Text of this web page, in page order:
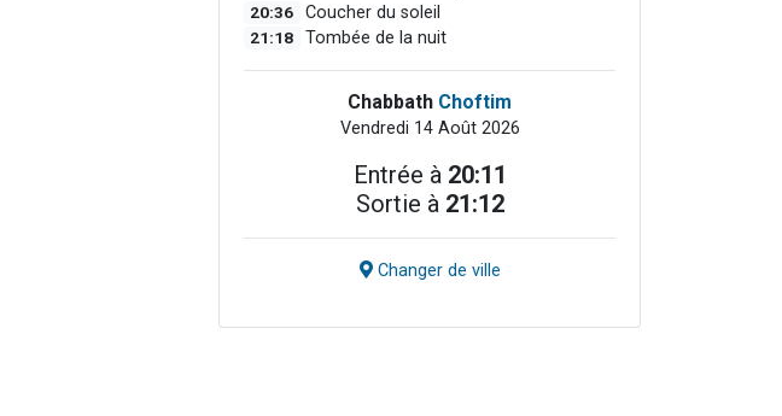
20:36 Coucher du soleil
21:18 Tombée de la nuit
Chabbath Choftim
Vendredi 14 Août 2026
Entrée à 20:11
Sortie à 21:12
Changer de ville